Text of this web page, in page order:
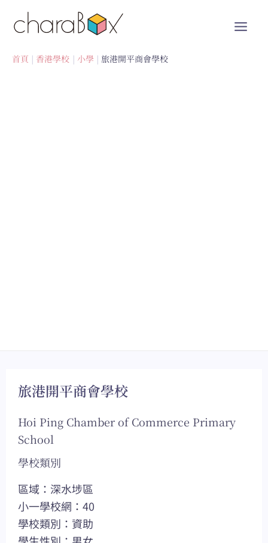
首頁 香港學校 小學 旅港開平商會學校
旅港開平商會學校
Hoi Ping Chamber of Commerce Primary
School
學校類別
區域：深水埗區
小一學校網：40
學校類別：資助